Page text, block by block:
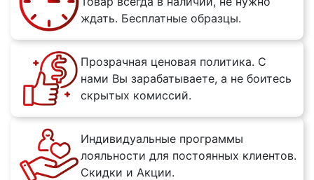
ждать. Бесплатные образцы.
Прозрачная ценовая политика. С
нами Вы зарабатываете, а не боитесь
скрытых комиссий.
Индивидуальные программы
лояльности для постоянных клиентов.
Скидки и Акции.